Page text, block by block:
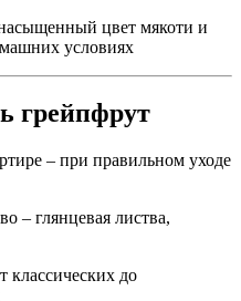
цвет мякоти и
условиях
грейпфрут
– при правильном уходе
– глянцевая листва,
классических до